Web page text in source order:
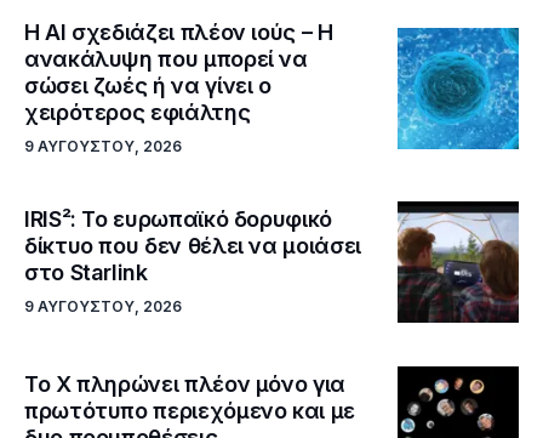
Η AI σχεδιάζει πλέον ιούς – Η
ανακάλυψη που μπορεί να
σώσει ζωές ή να γίνει ο
χειρότερος εφιάλτης
9 ΑΥΓΟΎΣΤΟΥ, 2026
IRIS²: Το ευρωπαϊκό δορυφικό
δίκτυο που δεν θέλει να μοιάσει
στο Starlink
9 ΑΥΓΟΎΣΤΟΥ, 2026
Το X πληρώνει πλέον μόνο για
πρωτότυπο περιεχόμενο και με